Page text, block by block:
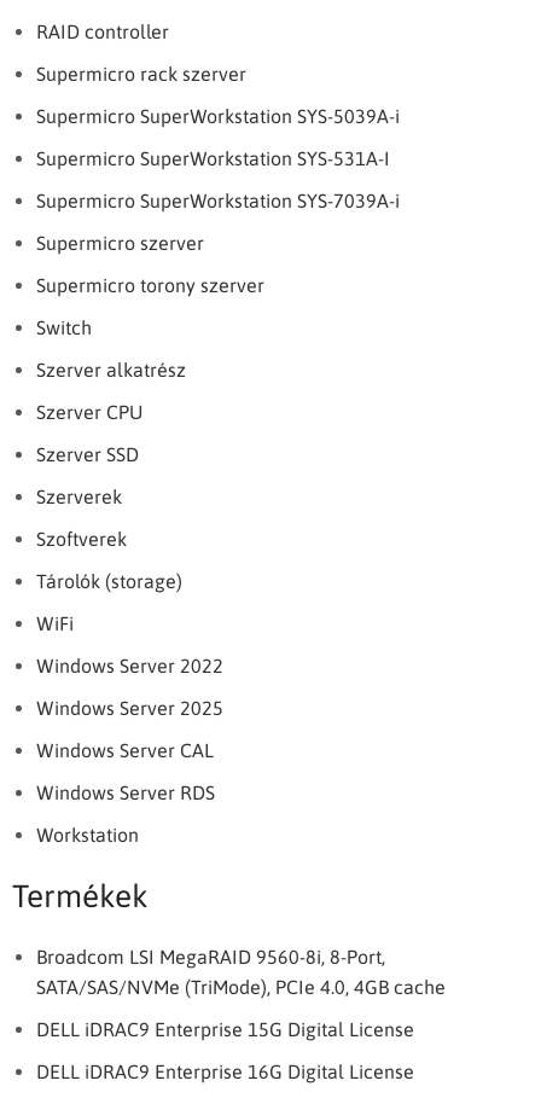
RAID controller
Supermicro rack szerver
Supermicro SuperWorkstation SYS-5039A-i
Supermicro SuperWorkstation SYS-531A-I
Supermicro SuperWorkstation SYS-7039A-i
Supermicro szerver
Supermicro torony szerver
Switch
Szerver alkatrész
Szerver CPU
Szerver SSD
Szerverek
Szoftverek
Tárolók (storage)
WiFi
Windows Server 2022
Windows Server 2025
Windows Server CAL
Windows Server RDS
Workstation
Termékek
Broadcom LSI MegaRAID 9560-8i, 8-Port,
SATA/SAS/NVMe (TriMode), PCIe 4.0, 4GB cache
DELL iDRAC9 Enterprise 15G Digital License
DELL iDRAC9 Enterprise 16G Digital License